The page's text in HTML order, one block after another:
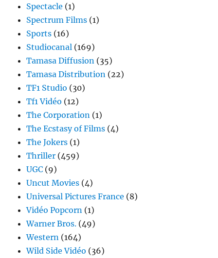
Spectacle (1)
Spectrum Films (1)
Sports (16)
Studiocanal (169)
Tamasa Diffusion (35)
Tamasa Distribution (22)
TF1 Studio (30)
Tf1 Vidéo (12)
The Corporation (1)
The Ecstasy of Films (4)
The Jokers (1)
Thriller (459)
UGC (9)
Uncut Movies (4)
Universal Pictures France (8)
Vidéo Popcorn (1)
Warner Bros. (49)
Western (164)
Wild Side Vidéo (36)